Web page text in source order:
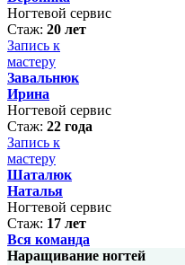
Ногтевой сервис
Стаж: 20 лет
Запись к
мастеру
Завальнюк
Ирина
Ногтевой сервис
Стаж: 22 года
Запись к
мастеру
Шаталюк
Наталья
Ногтевой сервис
Стаж: 17 лет
Вся команда
Наращивание ногтей